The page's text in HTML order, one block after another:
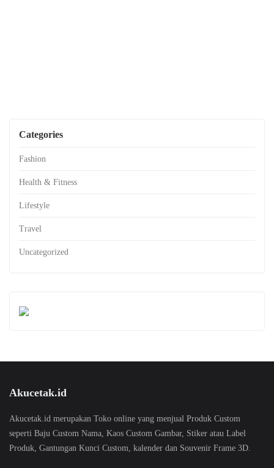
Categories
Fashion
Health & Fitness
Lifestyle
Travel
Uncategorized
Akucetak.id
Akucetak.id merupakan Toko online yang menjual Produk Custom
seperti Baju Custom Nama, Kaos Custom Gambar, Stiker atau Label
Produk, Gantungan Kunci Custom, kalender dan Souvenir Frame 3D.